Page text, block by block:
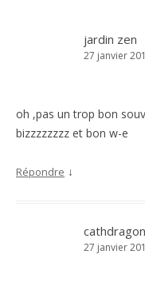
jardin zen
27 janvier
oh ,pas un trop bon
bizzzzzzzz et bon w-e
Répondre ↓
cathdragon
27 janvier